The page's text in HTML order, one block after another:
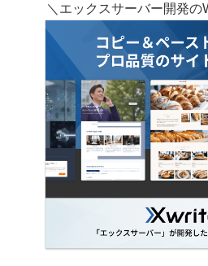
＼エックスサーバー開発の